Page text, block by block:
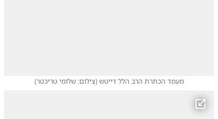
מעמד הכתרת הרב הלל דייטש (צילום: שלומי טריכטר)